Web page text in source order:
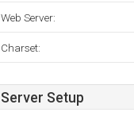
Web Server:
Charset:
Server Setup